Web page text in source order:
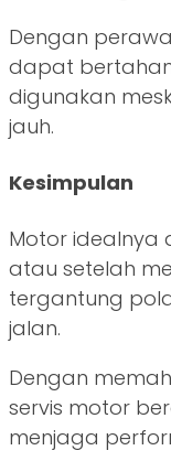
Dengan
dapat
digunakan
jauh.
Kesimpulan
Motor idealnya
atau setelah
tergantung
jalan.
Dengan
servis motor
menjaga